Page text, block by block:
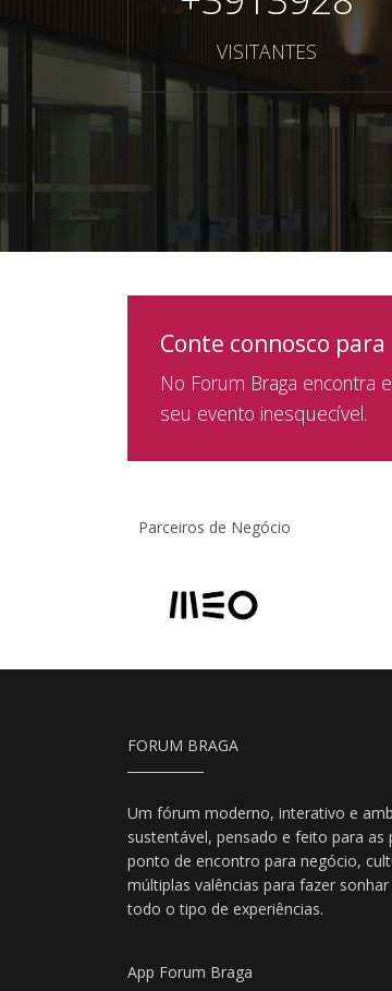
VISITANTES
Conte connosco
No Forum Braga encontra
seu evento inesquecível.
Parceiros de Negócio
FORUM BRAGA
Um fórum moderno, interativo e
sustentável, pensado e feito para as
ponto de encontro para negócio,
múltiplas valências para fazer
todo o tipo de experiências.
App Forum Braga